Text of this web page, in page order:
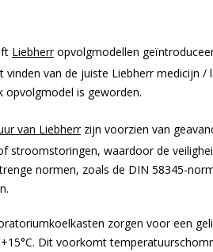
Liebherropvolgmodellen
vinden van de juiste Liebherr medicijn
opvolgmodel is geworden.
van Liebherrzijn voorzien van
stroomstoringen, waardoor de
normen, zoals de DIN 58345-
zorgen voor een
Dit voorkomt